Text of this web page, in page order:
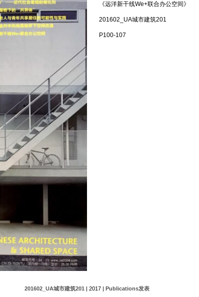
《远洋新干线We+联合办公空间》
201602_UA城市建筑201
P100-107
201602_UA城市建筑201 | 2017 | Publications发表